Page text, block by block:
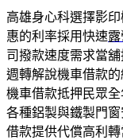
高雄身心科選擇影
惠的利率採用快速
司撥款速度需求當舖
週轉解說機車借款
機車借款抵押民眾
各種鋁製與鐵製門
借款提供代償高利